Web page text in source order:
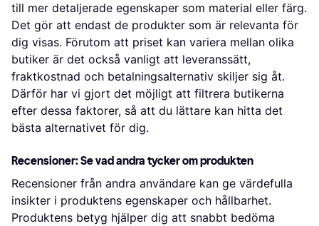
till mer detaljerade egenskaper som material eller färg.
Det gör att endast de produkter som är relevanta för
dig visas. Förutom att priset kan variera mellan olika
butiker är det också vanligt att leveranssätt,
fraktkostnad och betalningsalternativ skiljer sig åt.
Därför har vi gjort det möjligt att filtrera butikerna
efter dessa faktorer, så att du lättare kan hitta det
bästa alternativet för dig.
Recensioner: Se vad andra tycker om produkten
Recensioner från andra användare kan ge värdefulla
insikter i produktens egenskaper och hållbarhet.
Produktens betyg hjälper dig att snabbt bedöma